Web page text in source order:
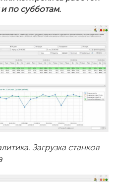
по субботам.
Загрузка станков